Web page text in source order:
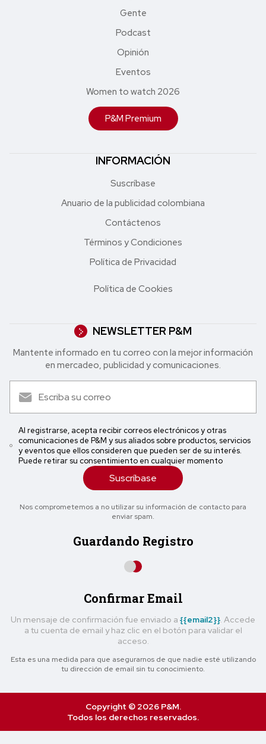
Gente
Podcast
Opinión
Eventos
Women to watch 2026
P&M Premium
INFORMACIÓN
Suscríbase
Anuario de la publicidad colombiana
Contáctenos
Términos y Condiciones
Política de Privacidad
Política de Cookies
NEWSLETTER P&M
Mantente informado en tu correo con la mejor in formación
en mercadeo, publicidad y comunicaciones.
Al registrarse, acepta recibir correos electrónicos y otras
comunicaciones de P&M y sus aliados sobre productos, servicios
y eventos que ellos consideren que pueden ser de su interés.
Puede retirar su consentimiento en cualquier momento
Suscríbase
Nos comprometemos a no utilizar su información de contacto para
enviar spam.
Guardando Registro
Confirmar Email
Un mensaje de confirmación fue enviado a {{email2}}. Accede
a tu cuenta de email y haz clic en el botón para validar el
acceso.
Esta es una medida para que asegurarnos de que nadie esté utilizando
tu dirección de email sin tu conocimiento.
Copyright © 2026 P&M.
Todos los derechos reservados.